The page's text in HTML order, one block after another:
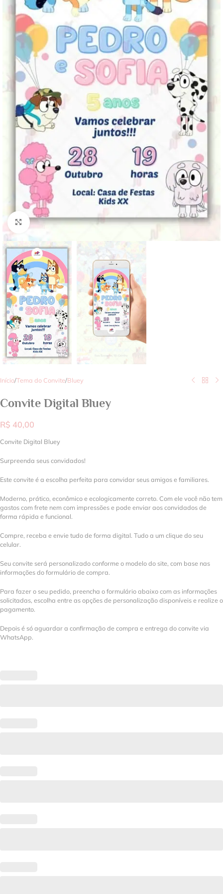
Clique para ampliar
Início/Tema do Convite/Bluey
Convite Digital Bluey
R$ 40,00
Convite Digital Bluey
Surpreenda seus convidados!
Este convite é a escolha perfeita para convidar seus amigos e familiares.
Moderno, prático, econômico e ecologicamente correto. Com ele você não tem
gastos com frete nem com impressões e pode enviar aos convidados de
forma rápida e funcional.
Compre, receba e envie tudo de forma digital. Tudo a um clique do seu
celular.
Seu convite será personalizado conforme o modelo do site, com base nas
informações do formulário de compra.
Para fazer o seu pedido, preencha o formulário abaixo com as informações
solicitadas, escolha entre as opções de personalização disponíveis e realize o
pagamento.
Depois é só aguardar a confirmação de compra e entrega do convite via
WhatsApp.